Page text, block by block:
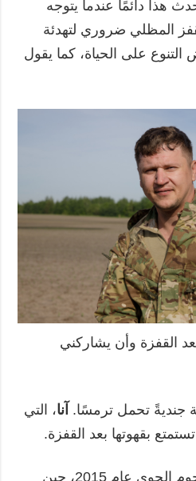
هذا دائمًا عندما يتوجه
المظلي ضروري لتهدئة
التنوع على الحياة، كما يقول
القفزة وأن يشاركني
جنديةً تحمل ترمسًا. آنا، التي
بقهوتها بعد القفزة.
- انضممتُ إلى قوات الهجوم الجوي عام 2015، حين